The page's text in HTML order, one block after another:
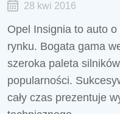
28 kwi 2016
Opel Insignia to auto
rynku. Bogata gama
szeroka paleta
popularności.
cały czas prezentuje